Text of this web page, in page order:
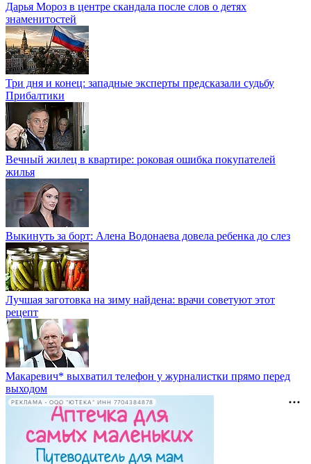
Дарья Мороз в центре скандала после слов о детях
знаменитостей
Три дня и конец: западные эксперты предсказали судьбу
Прибалтики
Вечный жилец в квартире: роковая ошибка покупателей
жилья
Выкинуть за борт: Алена Водонаева довела ребенка до слез
Лучшая заготовка на зиму найдена: врачи советуют этот
рецепт
Макаревич* выхватил телефон у журналистки прямо перед
выходом
РЕКЛАМА • ООО "ЮТЕКА" ИНН 7704384878